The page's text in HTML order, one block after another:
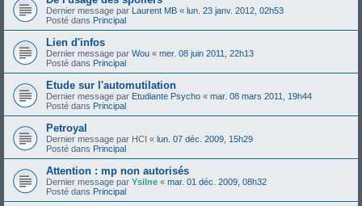
Dernier message par Laurent MB « lun. 23 janv. 2012, 02h53
Posté dans Principal
Lien d'infos
Dernier message par Wou « mer. 08 juin 2011, 22h13
Posté dans Principal
Etude sur l'automutilation
Dernier message par Etudiante Psycho « mar. 08 mars 2011, 19h44
Posté dans Principal
Petroyal
Dernier message par HCI « lun. 07 déc. 2009, 15h29
Posté dans Principal
Attention : mp non autorisés
Dernier message par Ysilne « mar. 01 déc. 2009, 08h32
Posté dans Principal